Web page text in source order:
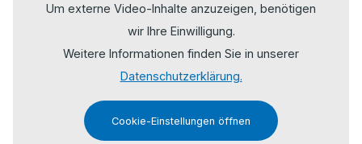
Um externe Video-Inhalte anzuzeigen, benötigen
wir Ihre Einwilligung.
Weitere Informationen finden Sie in unserer
Datenschutzerklärung.
Cookie-Einstellungen öffnen